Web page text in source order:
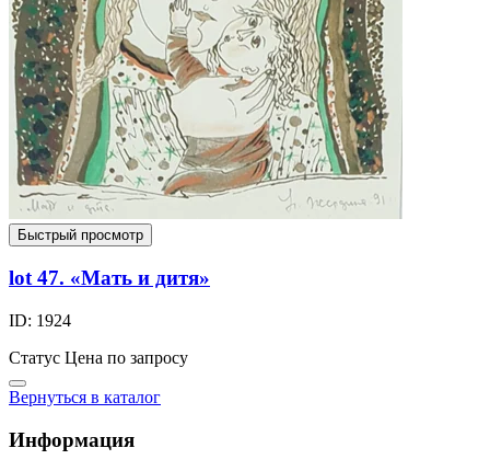
Быстрый просмотр
lot 47. «Мать и дитя»
ID: 1924
Статус Цена по запросу
Вернуться в каталог
Информация